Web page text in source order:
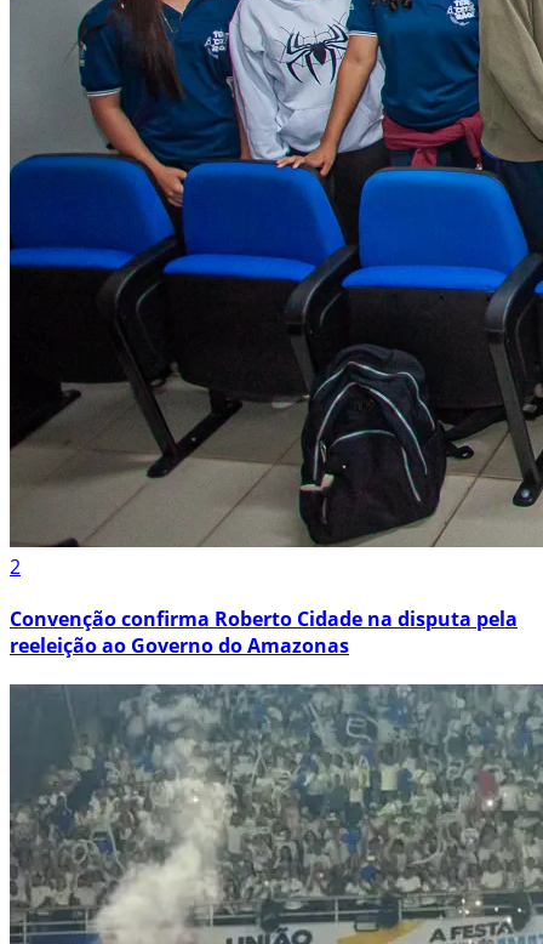
2
Convenção confirma Roberto Cidade na disputa pela
reeleição ao Governo do Amazonas